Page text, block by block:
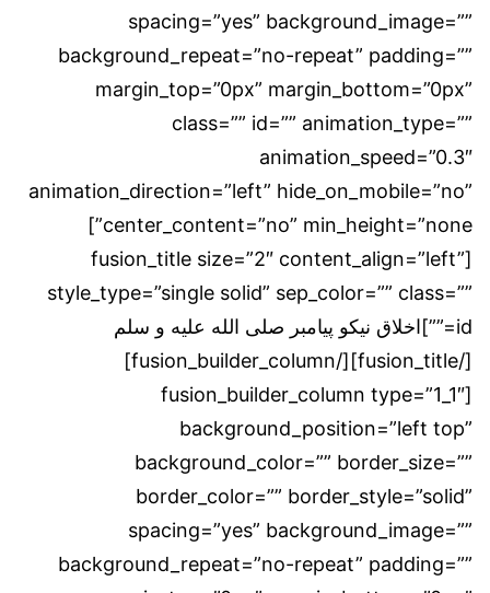
spacing=”yes” background_image=””
background_repeat=”no-repeat” padding=””
margin_top=”0px” margin_bottom=”0px”
class=”” id=”” animation_type=””
animation_speed=”0.3″
animation_direction=”left” hide_on_mobile=”no”
center_content=”no” min_height=”none”]
[fusion_title size=”2″ content_align=”left”
style_type=”single solid” sep_color=”” class=””
id=””]اخلاق نیکو پیامبر صلی الله علیه و سلم
[/fusion_title][/fusion_builder_column]
[fusion_builder_column type=”1_1″
background_position=”left top”
background_color=”” border_size=””
border_color=”” border_style=”solid”
spacing=”yes” background_image=””
background_repeat=”no-repeat” padding=””